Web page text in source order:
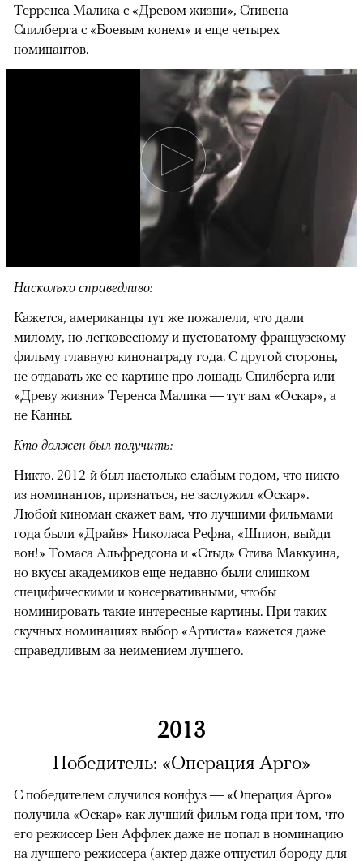
Терренса Малика с «Древом жизни», Стивена
Спилберга с «Боевым конем» и еще четырех
номинантов.
Насколько справедливо:
Кажется, американцы тут же пожалели, что дали
милому, но легковесному и пустоватому французскому
фильму главную кинонаграду года. С другой стороны,
не отдавать же ее картине про лошадь Спилберга или
«Древу жизни» Теренса Малика — тут вам «Оскар», а
не Канны.
Кто должен был получить:
Никто. 2012-й был настолько слабым годом, что никто
из номинантов, признаться, не заслужил «Оскар».
Любой киноман скажет вам, что лучшими фильмами
года были «Драйв» Николаса Рефна, «Шпион, выйди
вон!» Томаса Альфредсона и «Стыд» Стива Маккуина,
но вкусы академиков еще недавно были слишком
специфическими и консервативными, чтобы
номинировать такие интересные картины. При таких
скучных номинациях выбор «Артиста» кажется даже
справедливым за неимением лучшего.
2013
Победитель: «Операция Арго»
С победителем случился конфуз — «Операция Арго»
получила «Оскар» как лучший фильм года при том, что
его режиссер Бен Аффлек даже не попал в номинацию
на лучшего режиссера (актер даже отпустил бороду для